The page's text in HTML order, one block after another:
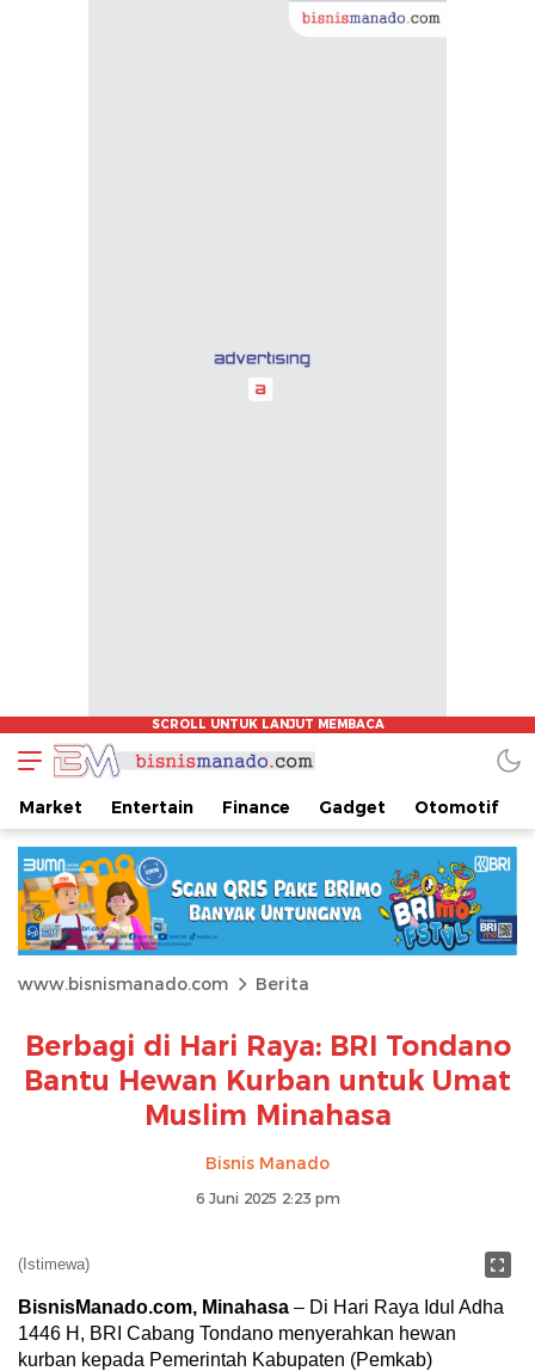
Market Entertain Finance Gadget Otomotif
www.bisnismanado.com Berita
Berbagi di Hari Raya: BRI Tondano
Bantu Hewan Kurban untuk Umat
Muslim Minahasa
Bisnis Manado
6 Juni 2025 2:23 pm
(Istimewa)
BisnisManado.com, Minahasa – Di Hari Raya Idul Adha
1446 H, BRI Cabang Tondano menyerahkan hewan
kurban kepada Pemerintah Kabupaten (Pemkab)